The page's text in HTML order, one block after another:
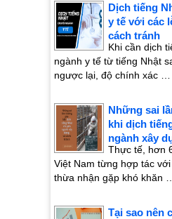
Dịch tiếng
y tế với các
cách tránh
Khi cần dịch
ngành y tế từ tiếng Nhật
ngược lại, độ chính xác …
Những sai
khi dịch
ngành xây
Thực tế, hơn
Việt Nam từng hợp tác
thừa nhận gặp khó khăn …
Tại sao nên